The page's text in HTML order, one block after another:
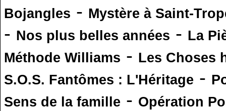
Bojangles - Mystère à Saint-
- Nos plus belles années - La
Méthode Williams - Les Choses
S.O.S. Fantômes : L'Héritage -
Sens de la famille - Opération